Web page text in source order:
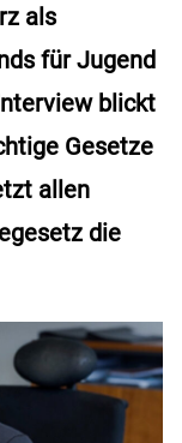
als
für Jugend
blickt
Gesetze
allen
die